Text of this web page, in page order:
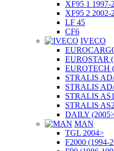
XF95 1 1997-
XF95 2 2002-
LF 45
CF6
IVECO
EUROSTAR
EUROTECH
STRALIS
STRALIS
STRALIS
STRALIS
DAILY
MAN
TGL 2004>
F2000 (1994-